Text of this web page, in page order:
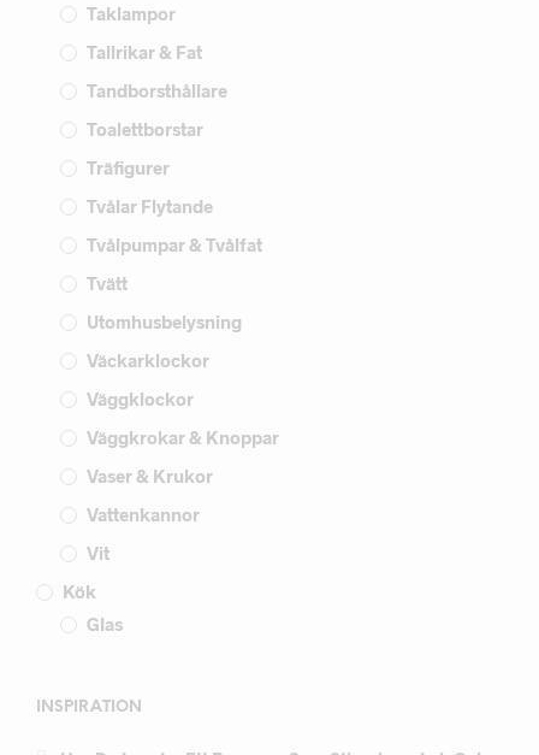
Taklampor
Tallrikar & Fat
Tandborsthållare
Toalettborstar
Träfigurer
Tvålar Flytande
Tvålpumpar & Tvålfat
Tvätt
Utomhusbelysning
Väckarklockor
Väggklockor
Väggkrokar & Knoppar
Vaser & Krukor
Vattenkannor
Vit
Kök
Glas
INSPIRATION